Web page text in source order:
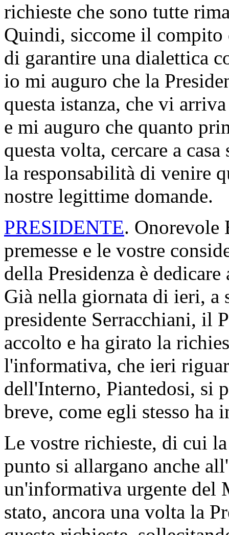
richieste che sono tutte
Quindi, siccome il compito
di garantire una dialettica
io mi auguro che la
questa istanza, che vi
e mi auguro che quanto
questa volta, cercare a
la responsabilità di venire
nostre legittime domande.
PRESIDENTE. Onorevole
premesse e le vostre
della Presidenza è
Già nella giornata di ieri, a
presidente Serracchiani, il
accolto e ha girato la
l'informativa, che ieri
dell'Interno, Piantedosi, si
breve, come egli stesso ha
Le vostre richieste, di cui
punto si allargano anche
un'informativa urgente del
stato, ancora una volta la